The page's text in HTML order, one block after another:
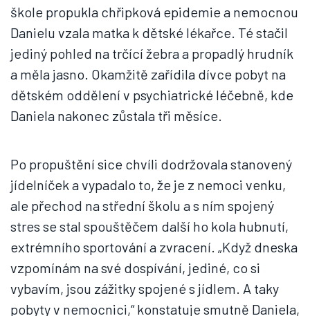
škole propukla chřipková epidemie a nemocnou
Danielu vzala matka k dětské lékařce. Té stačil
jediný pohled na trčící žebra a propadlý hrudník
a měla jasno. Okamžitě zařídila dívce pobyt na
dětském oddělení v psychiatrické léčebně, kde
Daniela nakonec zůstala tři měsíce.
Po propuštění sice chvíli dodržovala stanovený
jídelníček a vypadalo to, že je z nemoci venku,
ale přechod na střední školu a s ním spojený
stres se stal spouštěčem další ho kola hubnutí,
extrémního sportování a zvracení. „Když dneska
vzpomínám na své dospívání, jediné, co si
vybavím, jsou zážitky spojené s jídlem. A taky
pobyty v nemocnici,“ konstatuje smutně Daniela,